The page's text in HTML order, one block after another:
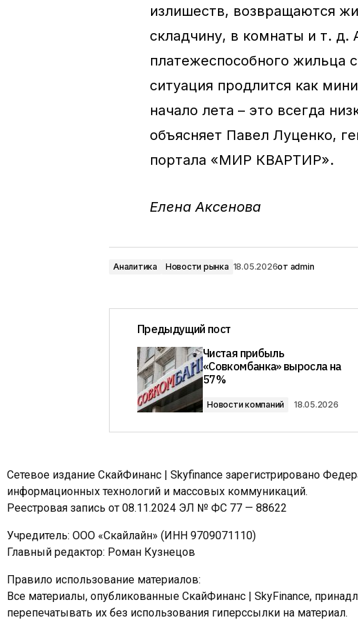
излишеств, возвращаются
складчину, в комнаты и т. д.
платежеспособного жильца
ситуация продлится как
начало лета – это всегда
объясняет Павел Луценко,
портала «МИР КВАРТИР».
Елена Аксенова
Аналитика Новости рынка 18.05.2026от admin
Предыдущий пост
Чистая прибыль
«Совкомбанка» выросла на
57%
Новости компаний 18.05.2026
Сетевое издание СкайФинанс | Skyfinance зарегистрировано
информационных технологий и массовых коммуникаций.
Реестровая запись от 08.11.2024 ЭЛ № ФС 77 — 88622
Учредитель: ООО «Скайлайн» (ИНН 9709071110)
Главный редактор: Роман Кузнецов
Правило использование материалов:
Все материалы, опубликованные СкайФинанс | SkyFinance,
перепечатывать их без использования гиперссылки на материал.